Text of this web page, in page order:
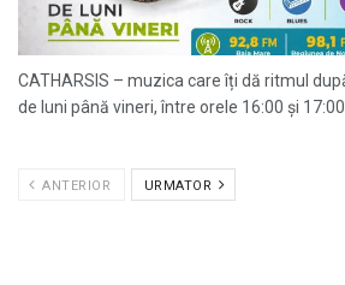
CATHARSIS – muzica care îți dă ritmul
de luni până vineri, între orele 16:00 și
ANTERIOR URMATOR